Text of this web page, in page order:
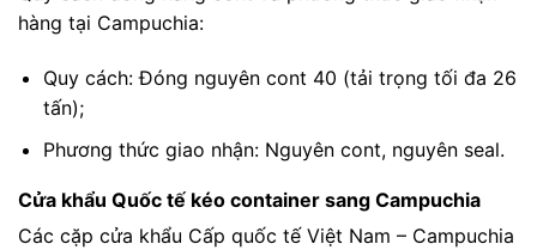
hàng tại Campuchia:
Quy cách: Đóng nguyên cont 40 (tải trọng tối đa 26
tấn);
Phương thức giao nhận: Nguyên cont, nguyên seal.
Cửa khẩu Quốc tế kéo container sang Campuchia
Các cặp cửa khẩu Cấp quốc tế Việt Nam – Campuchia